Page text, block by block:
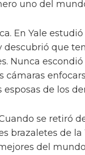
uno del
En Yale
descubrió que
Nunca escondió
cámaras
de los
se retiró
brazaletes de
del